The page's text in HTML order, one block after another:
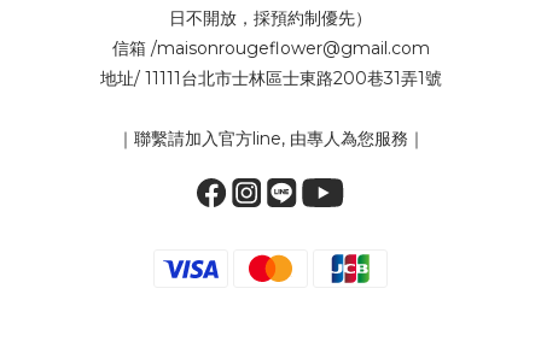
日不開放，採預約制優先）
信箱 /maisonrougeflower@gmail.com
地址/ 11111台北市士林區士東路200巷31弄1號
｜聯繫請加入官方line, 由專人為您服務｜